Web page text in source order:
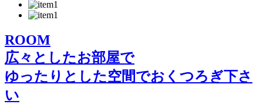
ROOM
広々としたお部屋で
ゆったりとした空間でおくつろぎ下さ
い